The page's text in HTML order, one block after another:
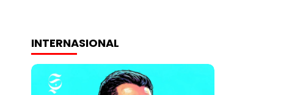
INTERNASIONAL